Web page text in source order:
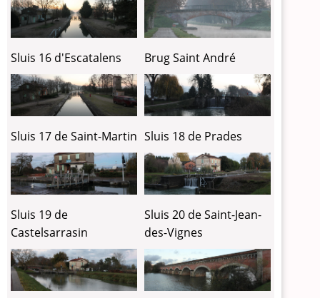
Sluis 16 d'Escatalens Brug Saint André
Sluis 17 de Saint-Martin Sluis 18 de Prades
Sluis 19 de
Castelsarrasin
Sluis 20 de Saint-Jean-
des-Vignes